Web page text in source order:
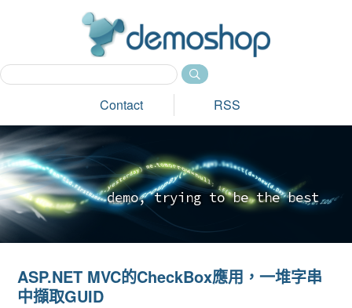
Contact RSS
demo, tryi ng to be the best_
ASP.NET MVC的CheckBox應用，一堆字串
中擷取GUID